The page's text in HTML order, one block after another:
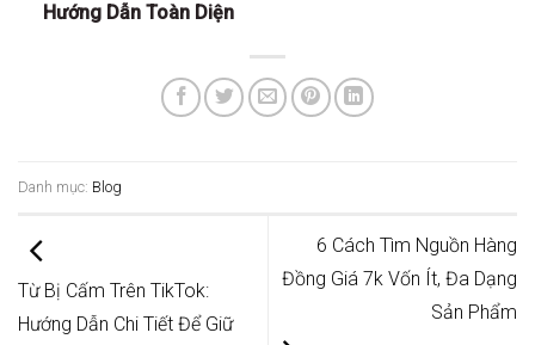
Hướng Dẫn Toàn Diện
Danh mục: Blog
Từ Bị Cấm Trên TikTok:
Hướng Dẫn Chi Tiết Để Giữ
6 Cách Tìm Nguồn Hàng
Đồng Giá 7k Vốn Ít, Đa Dạng
Sản Phẩm